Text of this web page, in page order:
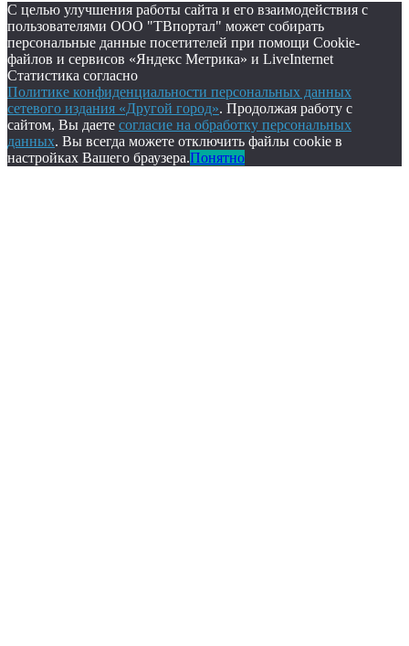
С целью улучшения работы сайта и его взаимодействия с
пользователями ООО "ТВпортал" может собирать
персональные данные посетителей при помощи Cookie-
файлов и сервисов «Яндекс Метрика» и LiveInternet
Статистика согласно
Политике конфиденциальности персональных данных
сетевого издания «Другой город». Продолжая работу с
сайтом, Вы даете согласие на обработку персональных
данных. Вы всегда можете отключить файлы cookie в
настройках Вашего браузера.Понятно